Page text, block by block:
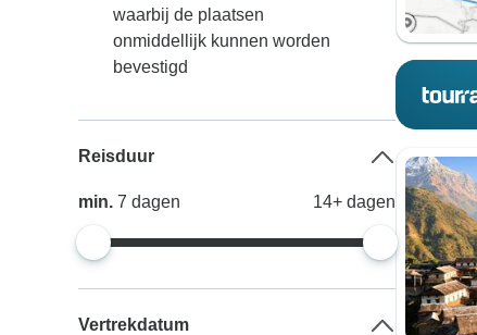
waarbij de plaatsen
onmiddellijk kunnen worden
bevestigd
Reisduur
min.7dagen 14+ dagen
Vertrekdatum